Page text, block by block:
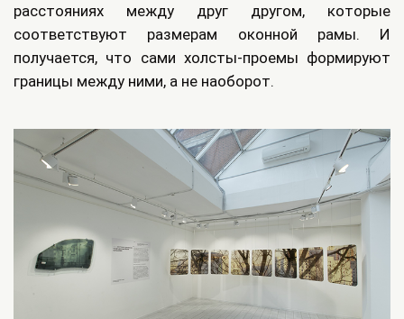
расстояниях между друг другом, которые
соответствуют размерам оконной рамы. И
получается, что сами холсты-проемы формируют
границы между ними, а не наоборот.